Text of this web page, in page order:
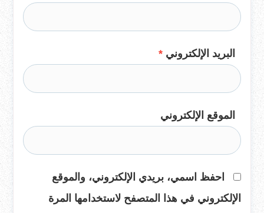
البريد الإلكتروني *
الموقع الإلكتروني
احفظ اسمي، بريدي الإلكتروني، والموقع
الإلكتروني في هذا المتصفح لاستخدامها المرة